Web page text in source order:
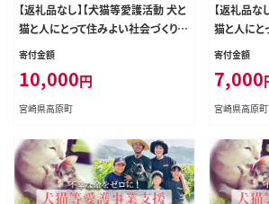
【返礼品なし】【犬猫等愛護活動 犬と
猫と人にとって住みよい社会づくりを
応援】宮崎県 高原町 特定非営利活
P00056
寄付金額
10,000円
宮崎県高原町
【返礼品な
猫と人にと
応援】宮
P00056
寄付金額
7,000
宮崎県高原町